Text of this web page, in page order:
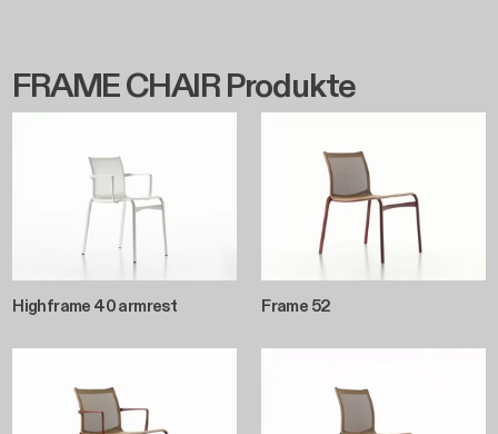
FRAME CHAIR Produkte
Highframe 40 armrest Frame 52